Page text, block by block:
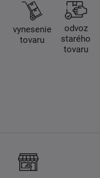
vynesenie
tovaru
odvoz
starého
tovaru